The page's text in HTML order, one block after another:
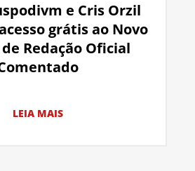
e Cris Orzil
grátis ao Novo
Redação Oficial
LEIA MAIS